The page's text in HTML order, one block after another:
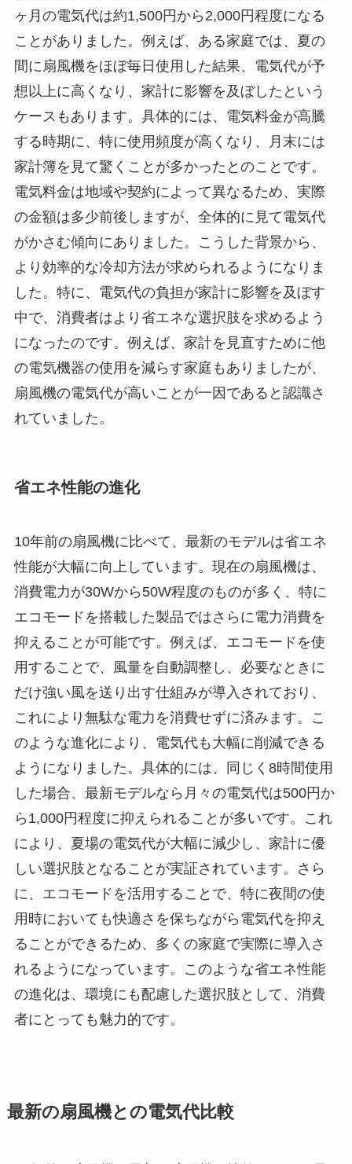
ヶ月の電気代は約1,500円から2,000円程度になる
ことがありました。例えば、ある家庭では、夏の
間に扇風機をほぼ毎日使用した結果、電気代が予
想以上に高くなり、家計に影響を及ぼしたという
ケースもあります。具体的には、電気料金が高騰
する時期に、特に使用頻度が高くなり、月末には
家計簿を見て驚くことが多かったとのことです。
電気料金は地域や契約によって異なるため、実際
の金額は多少前後しますが、全体的に見て電気代
がかさむ傾向にありました。こうした背景から、
より効率的な冷却方法が求められるようになりま
した。特に、電気代の負担が家計に影響を及ぼす
中で、消費者はより省エネな選択肢を求めるよう
になったのです。例えば、家計を見直すために他
の電気機器の使用を減らす家庭もありましたが、
扇風機の電気代が高いことが一因であると認識さ
れていました。
省エネ性能の進化
10年前の扇風機に比べて、最新のモデルは省エネ
性能が大幅に向上しています。現在の扇風機は、
消費電力が30Wから50W程度のものが多く、特に
エコモードを搭載した製品ではさらに電力消費を
抑えることが可能です。例えば、エコモードを使
用することで、風量を自動調整し、必要なときに
だけ強い風を送り出す仕組みが導入されており、
これにより無駄な電力を消費せずに済みます。こ
のような進化により、電気代も大幅に削減できる
ようになりました。具体的には、同じく8時間使用
した場合、最新モデルなら月々の電気代は500円か
ら1,000円程度に抑えられることが多いです。これ
により、夏場の電気代が大幅に減少し、家計に優
しい選択肢となることが実証されています。さら
に、エコモードを活用することで、特に夜間の使
用時においても快適さを保ちながら電気代を抑え
ることができるため、多くの家庭で実際に導入さ
れるようになっています。このような省エネ性能
の進化は、環境にも配慮した選択肢として、消費
者にとっても魅力的です。
最新の扇風機との電気代比較